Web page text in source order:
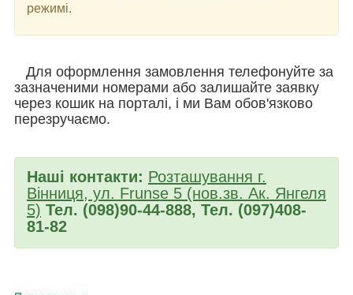
режимі.
Для оформлення замовлення телефонуйте за
зазначеними номерами або залишайте заявку
через кошик на порталі, і ми Вам обов'язково
перезручаємо.
Наші контакти: Розташування г.
Вінниця, ул. Frunse 5 (нов.зв. Ак. Янгеля
5) Тел. (098)90-44-888, Тел. (097)408-
81-82